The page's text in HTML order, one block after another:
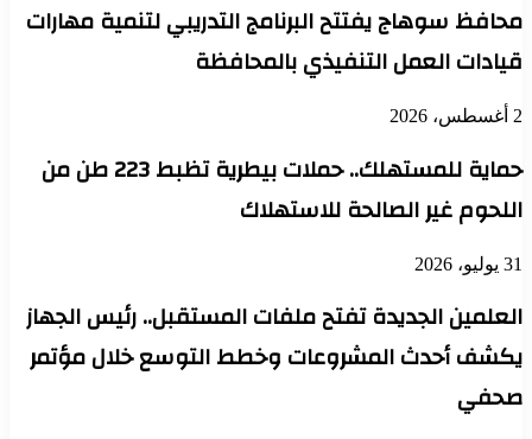
محافظ سوهاج يفتتح البرنامج التدريبي لتنمية مهارات
قيادات العمل التنفيذي بالمحافظة
2 أغسطس، 2026
حماية للمستهلك.. حملات بيطرية تظبط 223 طن من
اللحوم غير الصالحة للاستهلاك
31 يوليو، 2026
العلمين الجديدة تفتح ملفات المستقبل.. رئيس الجهاز
يكشف أحدث المشروعات وخطط التوسع خلال مؤتمر
صحفي